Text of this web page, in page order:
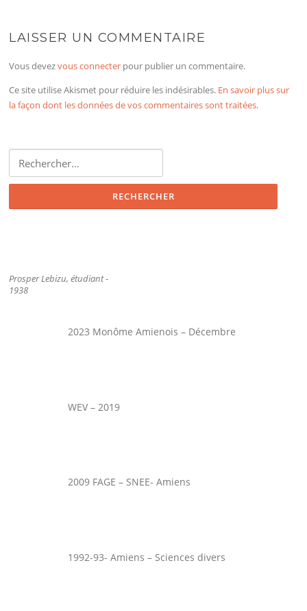
LAISSER UN COMMENTAIRE
Vous devezvous connecter pour publier un commentaire.
Ce site utilise Akismet pour réduire les indésirables. En savoir plus sur
la façon dont les données de vos commentaires sont traitées.
Prosper Lebizu, étudiant -
1938
2023 Monôme Amienois – Décembre
WEV – 2019
2009 FAGE – SNEE- Amiens
1992-93- Amiens – Sciences divers